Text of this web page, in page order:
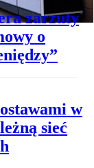
zarzuty
o
w
sieć